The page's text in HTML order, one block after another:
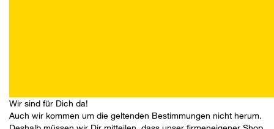
Wir sind für Dich da!
Auch wir kommen um die geltenden Bestimmungen nicht herum.